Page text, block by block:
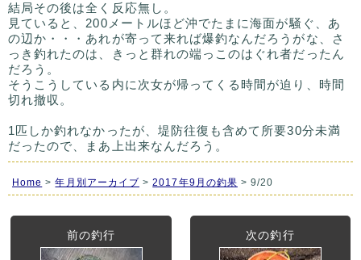
結局その後は全く反応無し。
見ていると、200メートルほど沖でたまに海面が騒ぐ、あ
の辺か・・・あれが寄って来れば爆釣なんだろうがな、さ
っき釣れたのは、きっと群れの端っこのはぐれ者だったん
だろう。
そうこうしている内に次女が帰ってくる時間が迫り、時間
切れ撤収。
1匹しか釣れなかったが、堤防往復も含めて所要30分未満
だったので、まあ上出来なんだろう。
Home >年月別アーカイブ >2017年9月の釣果 > 9/20
前の釣行 次の釣行